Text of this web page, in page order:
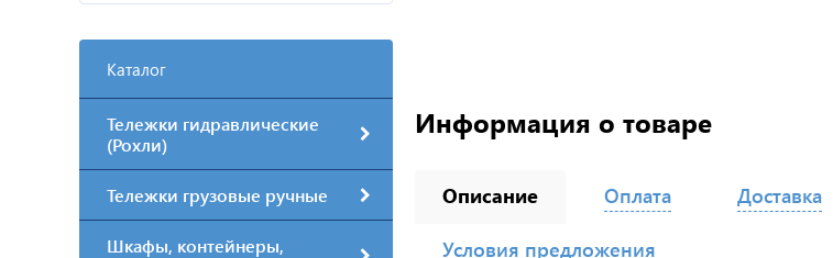
Каталог
Тележки гидравлические
(Рохли)
Тележки грузовые ручные
Шкафы, контейнеры,
Информация о товаре
Описание Оплата Доставка
Условия предложения